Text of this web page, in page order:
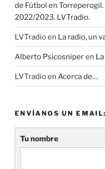
de Fútbol en
2022/2023. LVTradio.
LVTradioen La radio, un
Alberto Psicosniperen
LVTradioen Acerca de…
ENVÍANOS UN EMAIL:
Tu nombre